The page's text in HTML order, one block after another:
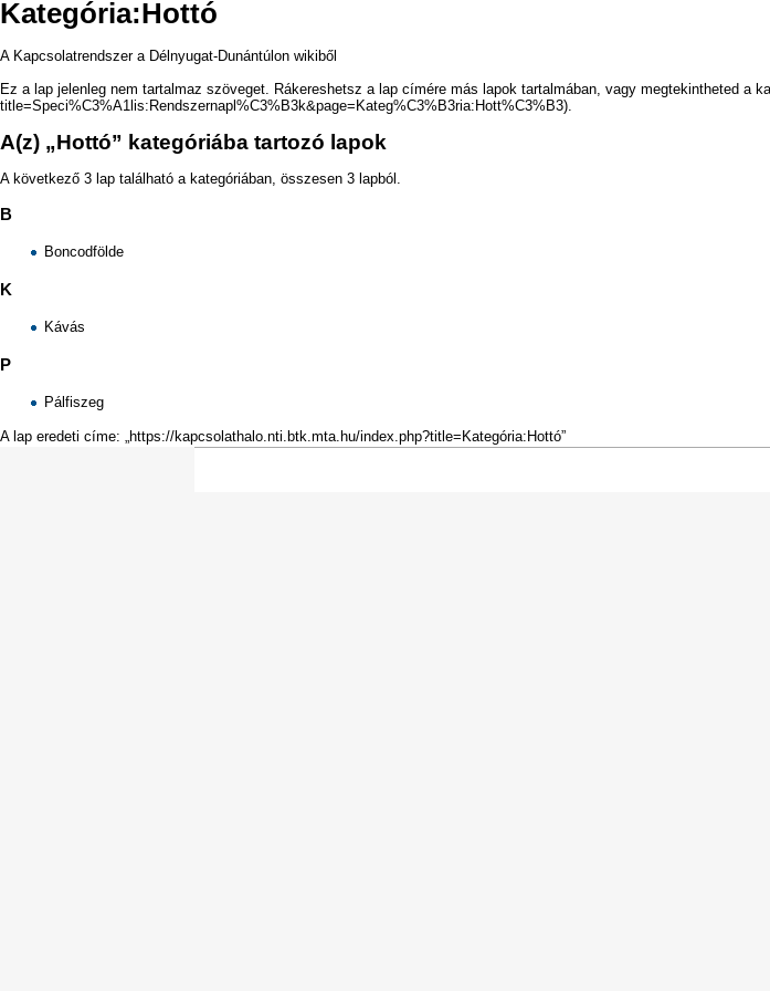
Kategória:Hottó
A Kapcsolatrendszer a Délnyugat-Dunántúlon wikiből
Ez a lap jelenleg nem tartalmaz szöveget.
Rákereshetsz a lap címére más lapok tartalmában, vagy megtekintheted a
A(z) „Hottó” kategóriába tartozó lapok
A következő 3 lap található a kategóriában, összesen 3 lapból.
B
Boncodfölde
K
Kávás
P
Pálfiszeg
A lap eredeti címe: „https://kapcsolathalo.nti.btk.mta.hu/index.php?title=Kategória:Hottó”